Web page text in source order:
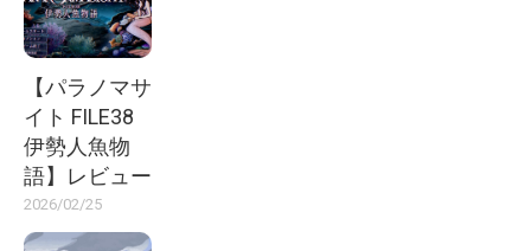
【パラノマサ
イト FILE38
伊勢人魚物
語】レビュー
2026/02/25